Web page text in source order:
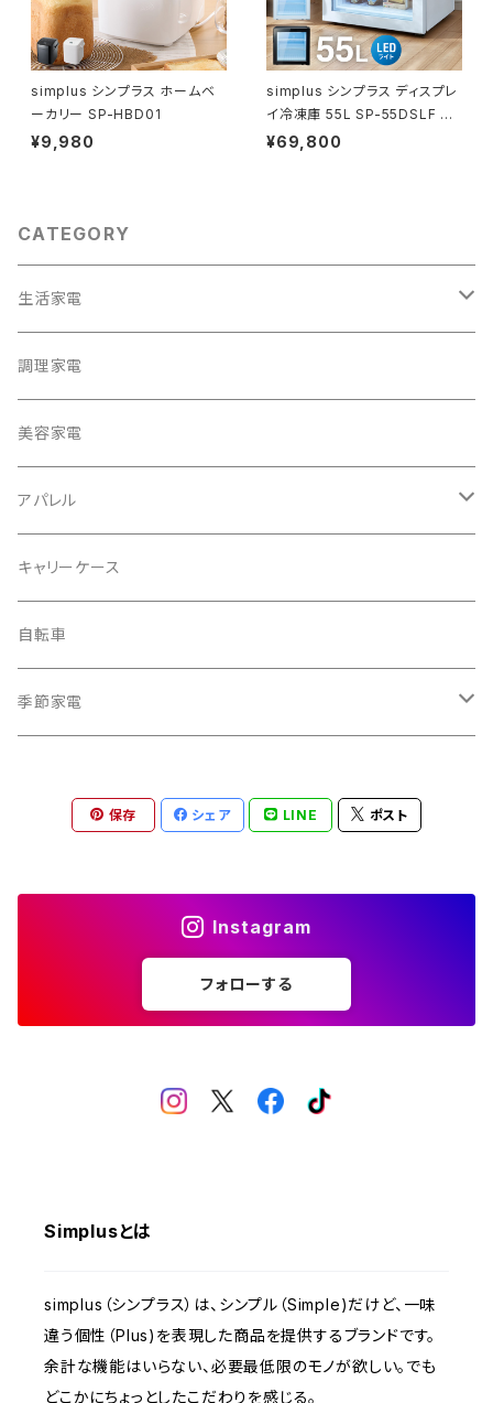
simplus シンプラス ホームベ
ーカリー SP-HBD01
¥9,980
simplus シンプラス ディスプレ
イ冷凍庫 55L SP-55DSLF シ
ョーケース仕様 冷凍庫 店舗 業
¥69,800
CATEGORY
生活家電
テレビ
冷蔵庫・冷凍庫
洗濯機
掃除機
電動モップ
カーペットクリーナー
AV機器
シュレッダー
電動モップ
自動開閉ゴミ箱
ラミネーター
モニター
電動ミシン
調理家電
美容家電
アパレル
バッグ
メンズ
レディース
キャリーケース
自転車
季節家電
サーキュレーター
スポットクーラー
保存 シェア LINE ポスト
Instagram
フォローする
Simplusとは
simplus（シンプラス）は、シンプル（Simple)だけど、一味
違う個性（Plus)を表現した商品を提供するブランドです。
余計な機能はいらない、必要最低限のモノが欲しい。でも
どこかにちょっとしたこだわりを感じる。